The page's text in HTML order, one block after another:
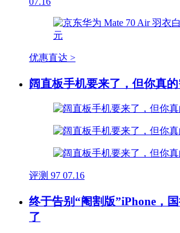
优惠直达 >
阔直板手机要来了，但你真的
评测 97 07.16
终于告别“阉割版”iPhone，
了